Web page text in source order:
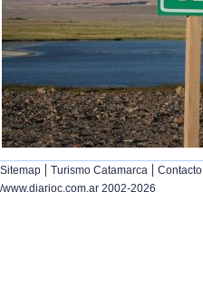
Sitemap | Turismo Catamarca | Contacto
/www.diarioc.com.ar 2002-2026